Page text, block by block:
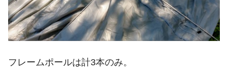
フレームポールは計3本のみ。